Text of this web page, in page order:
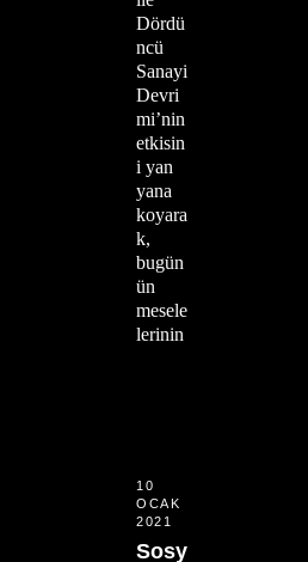
Dördü
ncü
Sanayi
Devri
mi’nin
etkisin
i yan
yana
koyara
k,
bugün
ün
mesele
lerinin
10
OCAK
2021
Sosy